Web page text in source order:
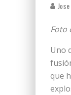
Foto
Uno
que